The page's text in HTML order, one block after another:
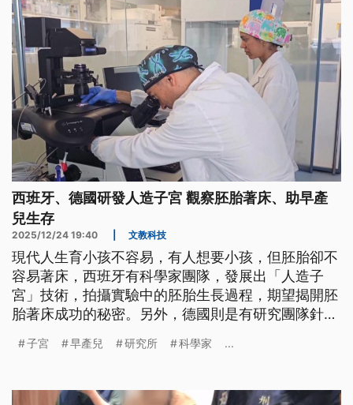
西班牙、德國研發人造子宮 觀察胚胎著床、助早產
兒生存
2025/12/24 19:40 文教科技
現代人生育小孩不容易，有人想要小孩，但胚胎卻不
容易著床，西班牙有科學家團隊，發展出「人造子
宮」技術，拍攝實驗中的胚胎生長過程，期望揭開胚
胎著床成功的秘密。另外，德國則是有研究團隊針對
子宮的環境下，平安成長。
子宮 早產兒 研究所 科學家 ...